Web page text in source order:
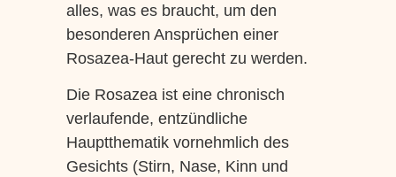
alles, was es braucht, um den
besonderen Ansprüchen einer
Rosazea-Haut gerecht zu werden.
Die Rosazea ist eine chronisch
verlaufende, entzündliche
Hauptthematik vornehmlich des
Gesichts (Stirn, Nase, Kinn und